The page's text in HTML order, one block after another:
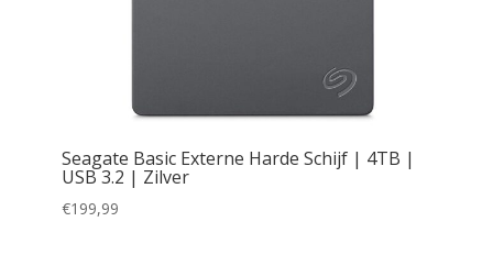
Seagate Basic Externe Harde Schijf | 4TB |
USB 3.2 | Zilver
€199,99